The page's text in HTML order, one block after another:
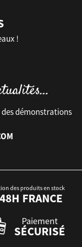
!
démonstrations
des produits en stock
FRANCE
Paiement
SÉCURISÉ